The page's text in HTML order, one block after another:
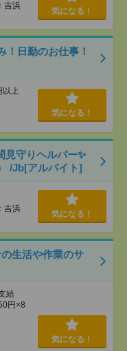
吉浜
気になる！
！日勤のお仕事！
上
気になる！
見守りヘルパー✨
/Jb[アルバイト]
吉浜
気になる！
生活や作業のサ
給
円×8
気になる！